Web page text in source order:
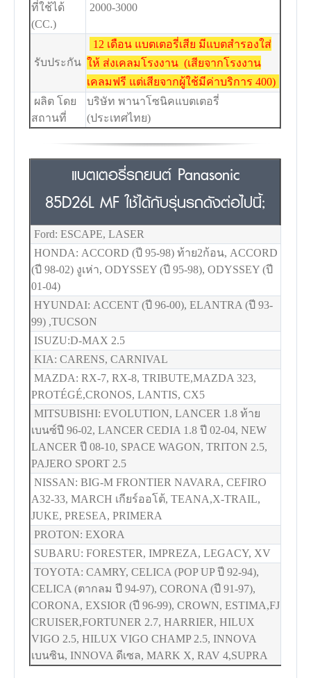
ที่ใช้ได้
(CC.)
2000-3000
รับประกัน
12 เดือน แบตเตอรี่เสีย มีแบตสำรองใส่
ให้ ส่งเคลมโรงงาน (เสียจากโรงงาน
เคลมฟรี แต่เสียจากผู้ใช้มีค่าบริการ 400)
ผลิต โดย
สถานที่
บริษัท พานาโซนิคแบตเตอรี่
(ประเทศไทย)
แบตเตอรี่รถยนต์ Panasonic
85D26L MF ใช้ได้กับรุ่นรถดังต่อไปนี้;
Ford: ESCAPE, LASER
HONDA: ACCORD (ปี 95-98) ท้าย2ก้อน, ACCORD
(ปี 98-02) งูเห่า, ODYSSEY (ปี 95-98), ODYSSEY (ปี
01-04)
HYUNDAI: ACCENT (ปี 96-00), ELANTRA (ปี 93-
99) ,TUCSON
ISUZU:D-MAX 2.5
KIA: CARENS, CARNIVAL
MAZDA: RX-7, RX-8, TRIBUTE,MAZDA 323,
PROTÉGÉ,CRONOS, LANTIS, CX5
MITSUBISHI: EVOLUTION, LANCER 1.8 ท้าย
เบนซ์ปี 96-02, LANCER CEDIA 1.8 ปี 02-04, NEW
LANCER ปี 08-10, SPACE WAGON, TRITON 2.5,
PAJERO SPORT 2.5
NISSAN: BIG-M FRONTIER NAVARA, CEFIRO
A32-33, MARCH เกียร์ออโต้, TEANA,X-TRAIL,
JUKE, PRESEA, PRIMERA
PROTON: EXORA
SUBARU: FORESTER, IMPREZA, LEGACY, XV
TOYOTA: CAMRY, CELICA (POP UP ปี 92-94),
CELICA (ตากลม ปี 94-97), CORONA (ปี 91-97),
CORONA, EXSIOR (ปี 96-99), CROWN, ESTIMA,FJ
CRUISER,FORTUNER 2.7, HARRIER, HILUX
VIGO 2.5, HILUX VIGO CHAMP 2.5, INNOVA
เบนซิน, INNOVA ดีเซล, MARK X, RAV 4,SUPRA